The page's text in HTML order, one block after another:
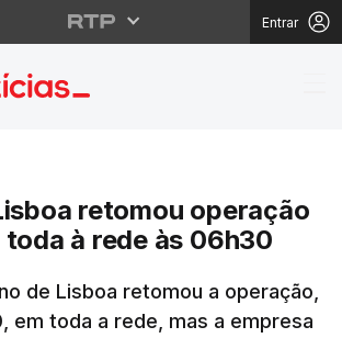
Entrar
Lisboa
retomou operação
toda à rede às 06h30
de Lisboa retomou a operação,
em toda a rede, mas a empresa